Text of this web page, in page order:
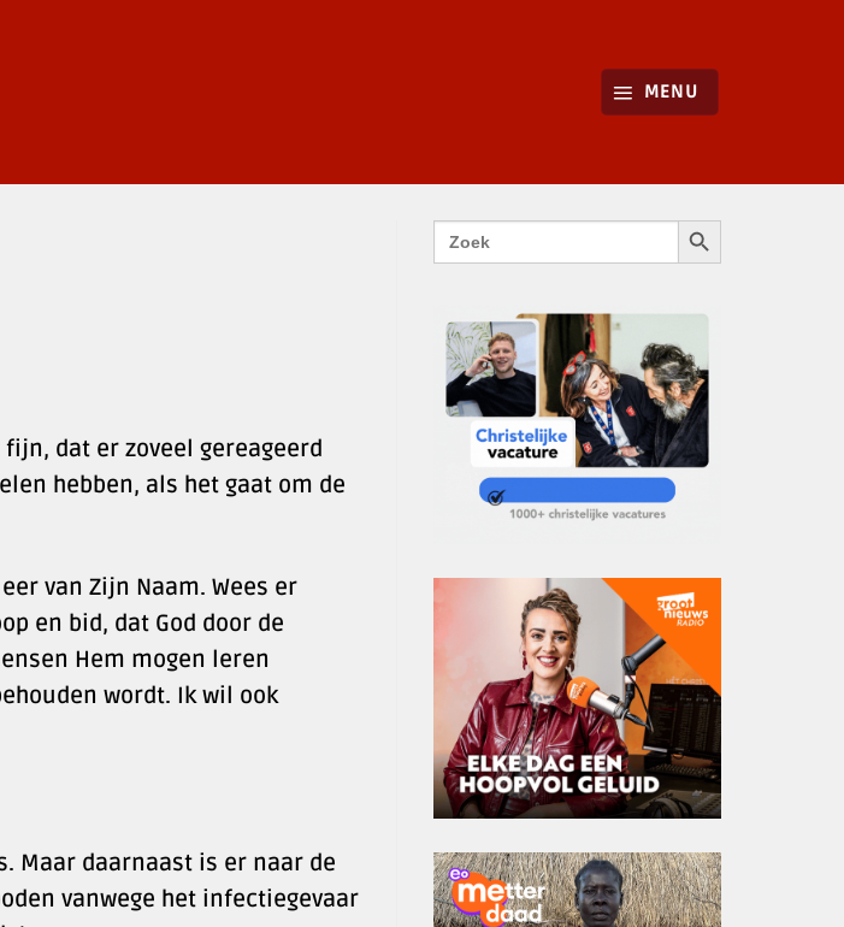
MENU
fijn, dat er zoveel gereageerd
hebben, als het gaat om de
van Zijn Naam. Wees er
en bid, dat God door de
Hem mogen leren
wordt. Ik wil ook
Maar daarnaast is er naar de
vanwege het infectiegevaar
Zoek
naar:
ZOEKKNOP